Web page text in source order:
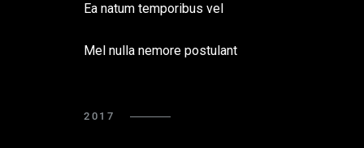
Ea natum temporibus vel
Mel nulla nemore postulant
2017